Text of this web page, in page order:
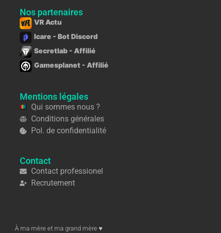
Nos partenaires
VR Actu
Icare - Bot Discord
Secretlab - Affilié
Gamesplanet - Affilié
Mentions légales
Qui sommes nous ?
Conditions générales
Pol. de confidentialité
Contact
Contact professionel
Recrutement
À ma mère et ma grand mère ♥︎